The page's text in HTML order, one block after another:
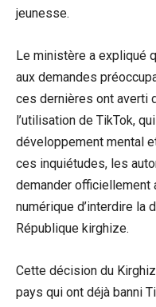
jeunesse.
Le ministère a expliqué
aux demandes
ces dernières ont averti
l’utilisation de TikTok,
développement mental
ces inquiétudes, les
demander officiellement
numérique d’interdire la
République kirghize.
Cette décision du
pays qui ont déjà banni